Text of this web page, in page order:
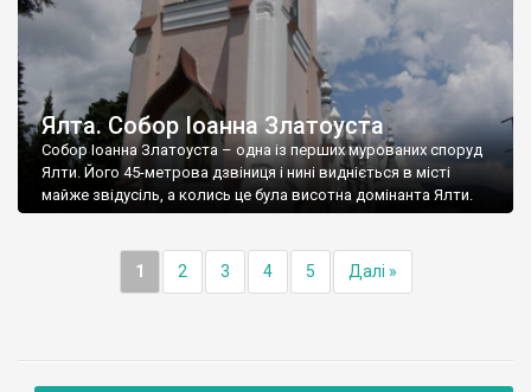
Ялта. Собор Іоанна Златоуста
Собор Іоанна Златоуста – одна із перших мурованих споруд
Ялти. Його 45-метрова дзвіниця і нині видніється в місті
майже звідусіль, а колись це була висотна домінанта Ялти.
1 2 3 4 5 Далі »